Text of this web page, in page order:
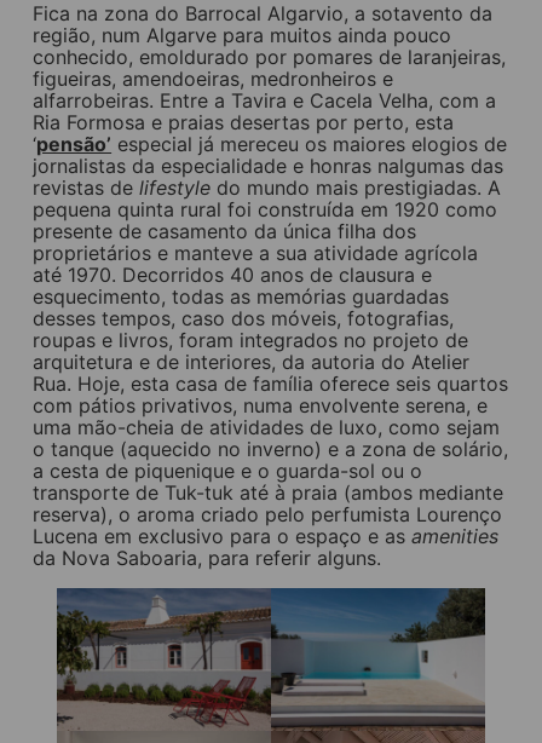
Fica na zona do Barrocal Algarvio, a sotavento da
região, num Algarve para muitos ainda pouco
conhecido, emoldurado por pomares de laranjeiras,
figueiras, amendoeiras, medronheiros e
alfarrobeiras. Entre a Tavira e Cacela Velha, com a
Ria Formosa e praias desertas por perto, esta
‘pensão’ especial já mereceu os maiores elogios de
jornalistas da especialidade e honras nalgumas das
revistas delifestyle do mundo mais prestigiadas. A
pequena quinta rural foi construída em 1920 como
presente de casamento da única filha dos
proprietários e manteve a sua atividade agrícola
até 1970. Decorridos 40 anos de clausura e
esquecimento, todas as memórias guardadas
desses tempos, caso dos móveis, fotografias,
roupas e livros, foram integrados no projeto de
arquitetura e de interiores, da autoria do Atelier
Rua. Hoje, esta casa de família oferece seis quartos
com pátios privativos, numa envolvente serena, e
uma mão-cheia de atividades de luxo, como sejam
o tanque (aquecido no inverno) e a zona de solário,
a cesta de piquenique e o guarda-sol ou o
transporte de Tuk-tuk até à praia (ambos mediante
reserva), o aroma criado pelo perfumista Lourenço
Lucena em exclusivo para o espaço e asamenities
da Nova Saboaria, para referir alguns.